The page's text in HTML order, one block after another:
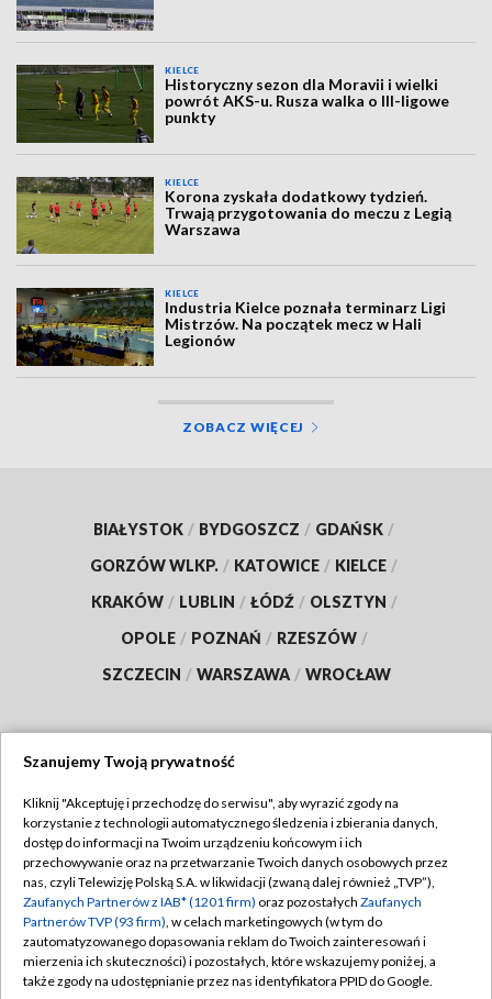
KIELCE
Historyczny sezon dla Moravii i wielki
powrót AKS-u. Rusza walka o III-ligowe
punkty
KIELCE
Korona zyskała dodatkowy tydzień.
Trwają przygotowania do meczu z Legią
Warszawa
KIELCE
Industria Kielce poznała terminarz Ligi
Mistrzów. Na początek mecz w Hali
Legionów
ZOBACZ WIĘCEJ
BIAŁYSTOK / BYDGOSZCZ / GDAŃSK /
GORZÓW WLKP. / KATOWICE / KIELCE /
KRAKÓW / LUBLIN / ŁÓDŹ / OLSZTYN /
OPOLE / POZNAŃ / RZESZÓW /
SZCZECIN / WARSZAWA / WROCŁAW
TVP
Abonament TVP
Emisja w TVP
Centrum informacji TVP
Naziemna Telewizja Cyfrowa
Regulamin TVP
Polityka prywatności
Moje zgody
Pomoc
Szanujemy Twoją prywatność
Kliknij "Akceptuję i przechodzę do serwisu", aby wyrazić zgody na
korzystanie z technologii automatycznego śledzenia i zbierania danych,
dostęp do informacji na Twoim urządzeniu końcowym i ich
przechowywanie oraz na przetwarzanie Twoich danych osobowych przez
nas, czyli Telewizję Polską S.A. w likwidacji (zwaną dalej również „TVP”),
Zaufanych Partnerów z IAB* (1201 firm) oraz pozostałych Zaufanych
Partnerów TVP (93 firm), w celach marketingowych (w tym do
zautomatyzowanego dopasowania reklam do Twoich zainteresowań i
mierzenia ich skuteczności) i pozostałych, które wskazujemy poniżej, a
także zgody na udostępnianie przez nas identyfikatora PPID do Google.